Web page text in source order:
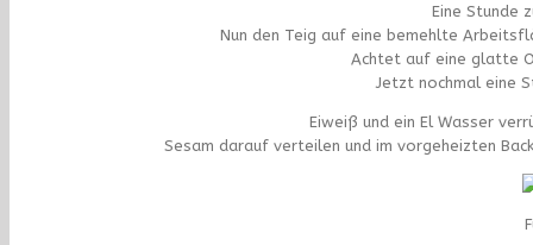
Eine Stunde
Nun den Teig auf eine bemehlte
Achtet auf eine glatte
Jetzt nochmal eine
Eiweiß und ein El Wasser
Sesam darauf verteilen und im vorgeheizten